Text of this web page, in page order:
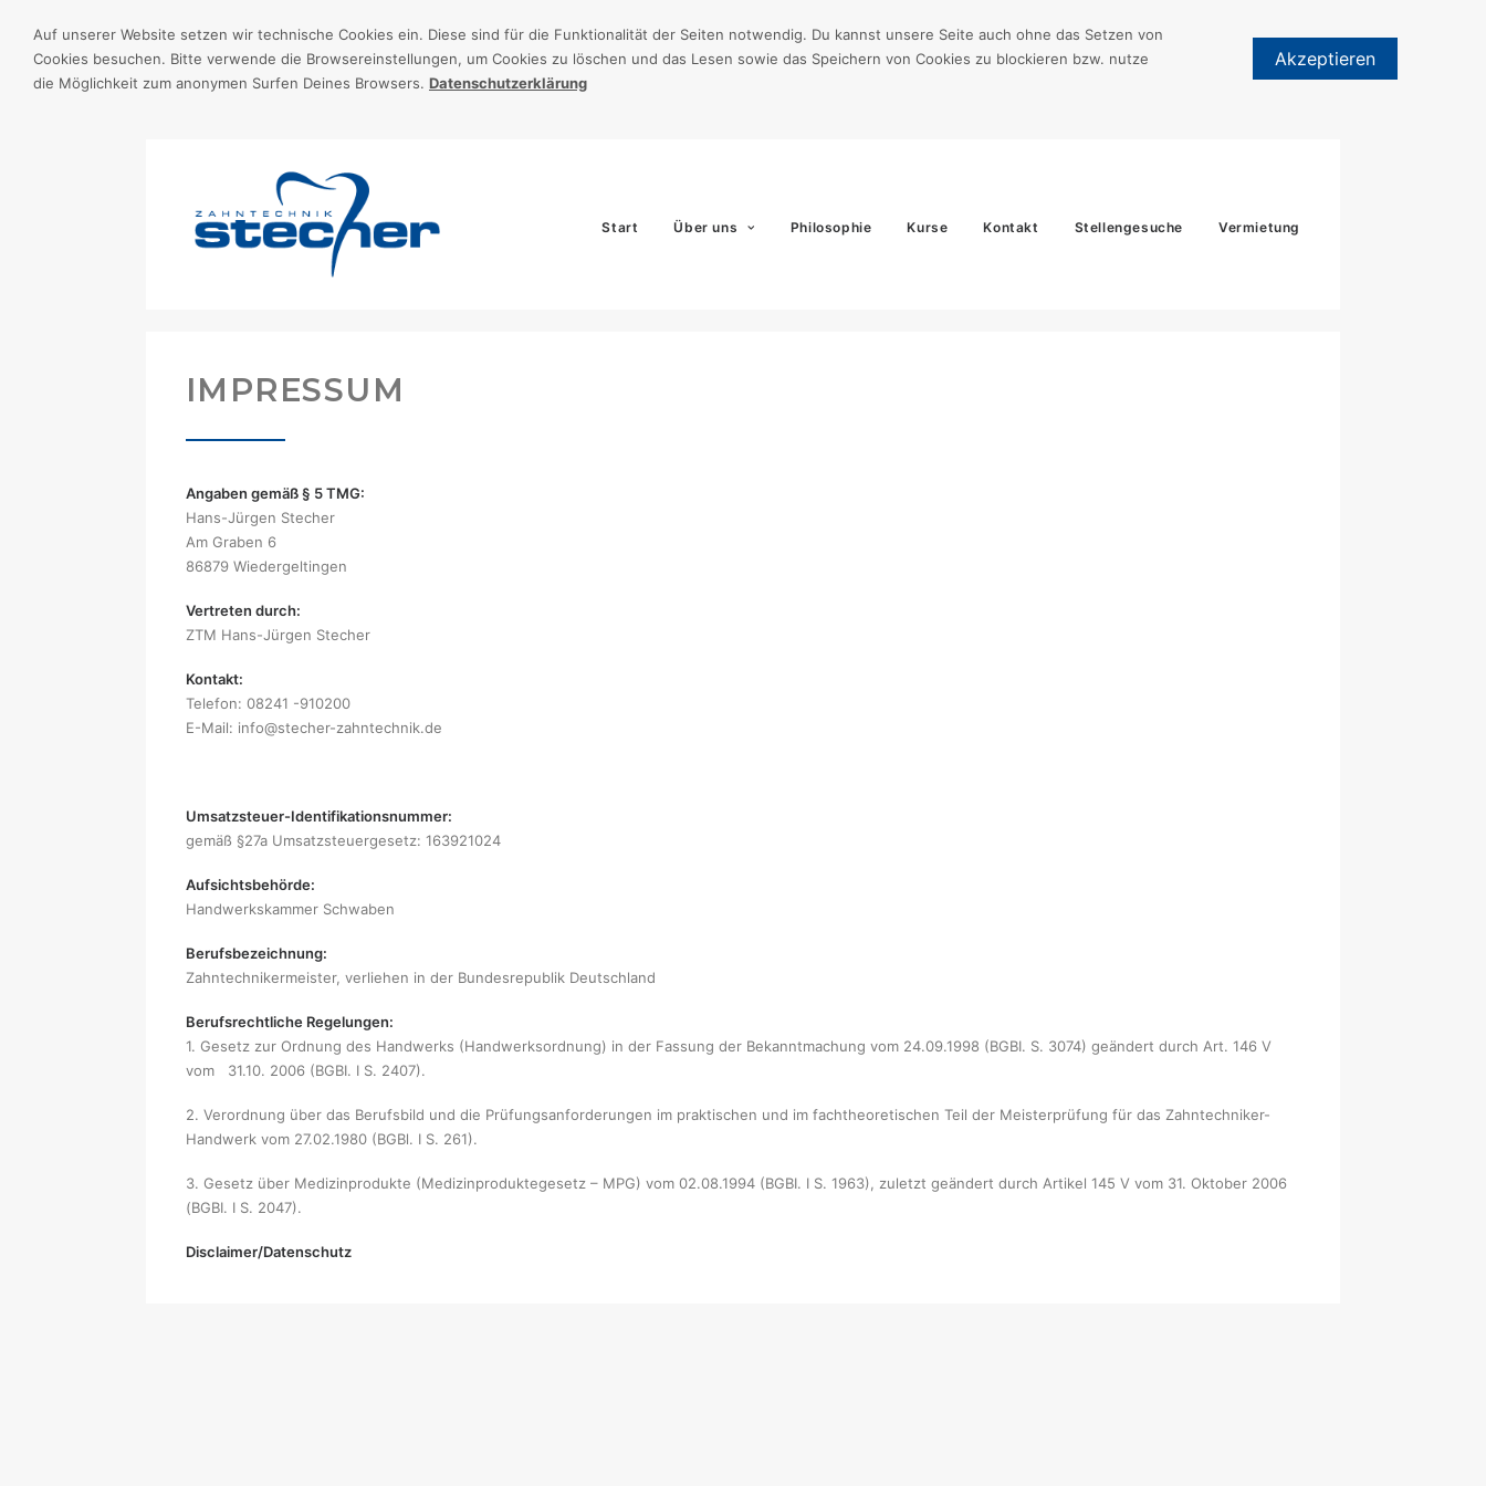
Auf unserer Website setzen wir technische Cookies ein. Diese sind für die Funktionalität der Seiten notwendig. Du kannst unsere Seite auch ohne das Setzen von
Cookies besuchen. Bitte verwende die Browsereinstellungen, um Cookies zu löschen und das Lesen sowie das Speichern von Cookies zu blockieren bzw. nutze
die Möglichkeit zum anonymen Surfen Deines Browsers. Datenschutzerklärung
Akzeptieren
Start Über uns Philosophie Kurse Kontakt Stellengesuche Vermietung
IMPRESSUM
Angaben gemäß § 5 TMG:
Hans-Jürgen Stecher
Am Graben 6
86879 Wiedergeltingen
Vertreten durch:
ZTM Hans-Jürgen Stecher
Kontakt:
Telefon: 08241 -910200
E-Mail: info@stecher-zahntechnik.de
Umsatzsteuer-Identifikationsnummer:
gemäß §27a Umsatzsteuergesetz: 163921024
Aufsichtsbehörde:
Handwerkskammer Schwaben
Berufsbezeichnung:
Zahntechnikermeister, verliehen in der Bundesrepublik Deutschland
Berufsrechtliche Regelungen:
1. Gesetz zur Ordnung des Handwerks (Handwerksordnung) in der Fassung der Bekanntmachung vom 24.09.1998 (BGBI. S. 3074) geändert durch Art. 146 V
vom 31.10. 2006 (BGBI. I S. 2407).
2. Verordnung über das Berufsbild und die Prüfungsanforderungen im praktischen und im fachtheoretischen Teil der Meisterprüfung für das Zahntechniker-
Handwerk vom 27.02.1980 (BGBl. I S. 261).
3. Gesetz über Medizinprodukte (Medizinproduktegesetz – MPG) vom 02.08.1994 (BGBI. I S. 1963), zuletzt geändert durch Artikel 145 V vom 31. Oktober 2006
(BGBI. I S. 2047).
Disclaimer/Datenschutz